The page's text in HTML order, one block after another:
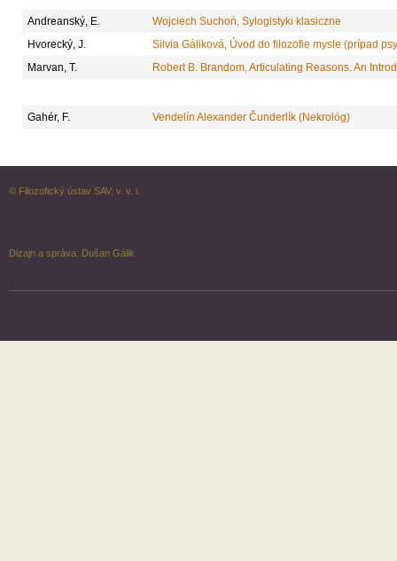
Andreanský, E.
Wojciech Suchoń, Sylogistyki klasiczne
Hvorecký, J.
Silvia Gáliková, Úvod do filozofie mysle (prípad
Marvan, T.
Robert B. Brandom, Articulating Reasons. An
Gahér, F. Vendelín Alexander Čunderlík (Nekrológ)
© Filozofický ústav SAV, v. v. i.
Dizajn a správa: Dušan Gálik